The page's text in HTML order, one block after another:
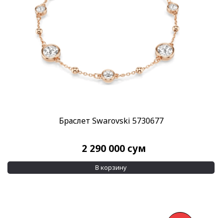
-30%
Женские
Категории
(8)
(8)
Материал браслета
Кристаллы(7)
Позолота(5)
Браслет Swarovski 5730677
2 290 000 сум
В корзину